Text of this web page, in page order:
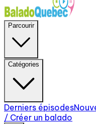
Parcourir
Catégories
Derniers épisodes
/ Créer un balado